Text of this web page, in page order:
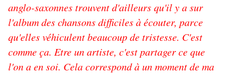
anglo-saxonnes trouvent d'ailleurs qu'il y a sur
l'album des chansons difficiles à écouter, parce
qu'elles véhiculent beaucoup de tristesse. C'est
comme ça. Etre un artiste, c'est partager ce que
l'on a en soi. Cela correspond à un moment de ma